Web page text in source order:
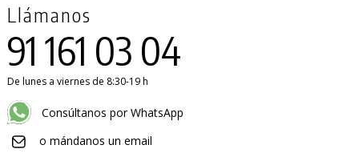
Llámanos
91 161 03 04
De lunes a viernes de 8:30-19 h
Consúltanos por WhatsApp
o mándanos un email